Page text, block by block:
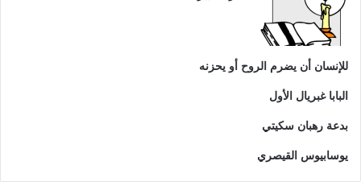
للإنسان أن يضرم الروح أو يحزنه
البابا غبريال الأول
بدعة رهبان سكيتي
يوسابيوس القيصري